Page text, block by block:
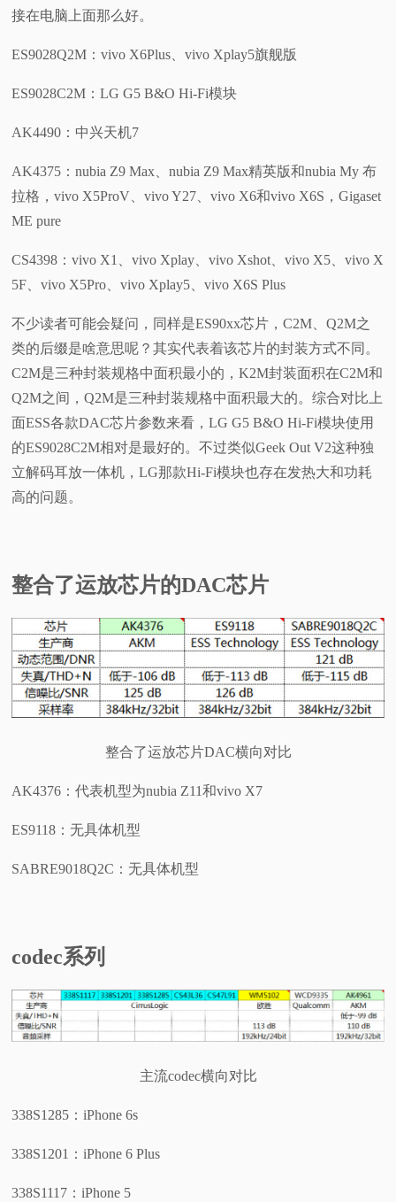
接在电脑上面那么好。
ES9028Q2M：vivo X6Plus、vivo Xplay5旗舰版
ES9028C2M：LG G5 B&O Hi-Fi模块
AK4490：中兴天机7
AK4375：nubia Z9 Max、nubia Z9 Max精英版和nubia My 布
拉格，vivo X5ProV、vivo Y27、vivo X6和vivo X6S，Gigaset
ME pure
CS4398：vivo X1、vivo Xplay、vivo Xshot、vivo X5、vivo X
5F、vivo X5Pro、vivo Xplay5、vivo X6S Plus
不少读者可能会疑问，同样是ES90xx芯片，C2M、Q2M之
类的后缀是啥意思呢？其实代表着该芯片的封装方式不同。
C2M是三种封装规格中面积最小的，K2M封装面积在C2M和
Q2M之间，Q2M是三种封装规格中面积最大的。综合对比上
面ESS各款DAC芯片参数来看，LG G5 B&O Hi-Fi模块使用
的ES9028C2M相对是最好的。不过类似Geek Out V2这种独
立解码耳放一体机，LG那款Hi-Fi模块也存在发热大和功耗
高的问题。
整合了运放芯片的DAC芯片
整合了运放芯片DAC横向对比
AK4376：代表机型为nubia Z11和vivo X7
ES9118：无具体机型
SABRE9018Q2C：无具体机型
codec系列
主流codec横向对比
338S1285：iPhone 6s
338S1201：iPhone 6 Plus
338S1117：iPhone 5